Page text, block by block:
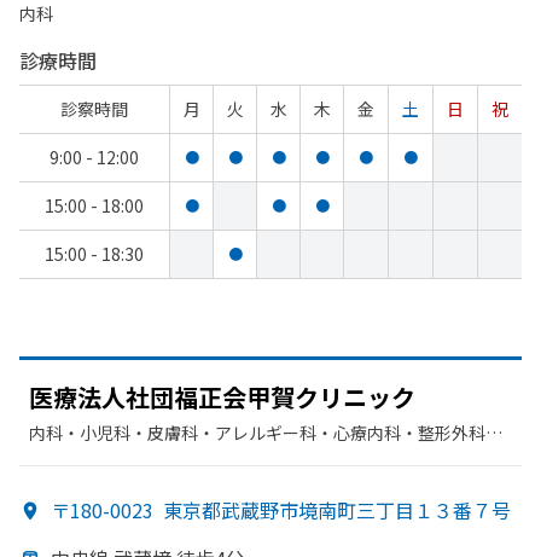
内科
診療時間
診察時間 月 火 水 木 金 土 日
祝
9:00 - 12:00
● ● ● ● ● ●
15:00 - 18:00 ● ● ●
15:00 - 18:30 ●
医療法人社団福正会甲賀クリニック
内科・​小児科・​皮膚科・​アレルギー科・​心療内科・​整形外科・​
〒180-0023 東京都武蔵野市境南町三丁目１３番７号